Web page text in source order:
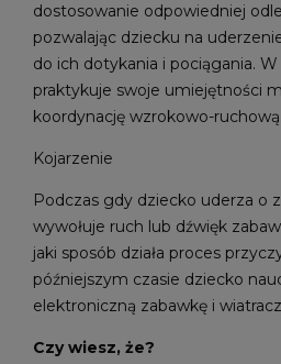
dostosowanie odpowiedniej
pozwalając dziecku na
do ich dotykania i pociągania.
praktykuje swoje umiejętności
koordynację wzrokowo-ruchową.
Kojarzenie
Podczas gdy dziecko uderza o
wywołuje ruch lub dźwięk
jaki sposób działa proces
późniejszym czasie dziecko
elektroniczną zabawkę i
Czy wiesz, że?